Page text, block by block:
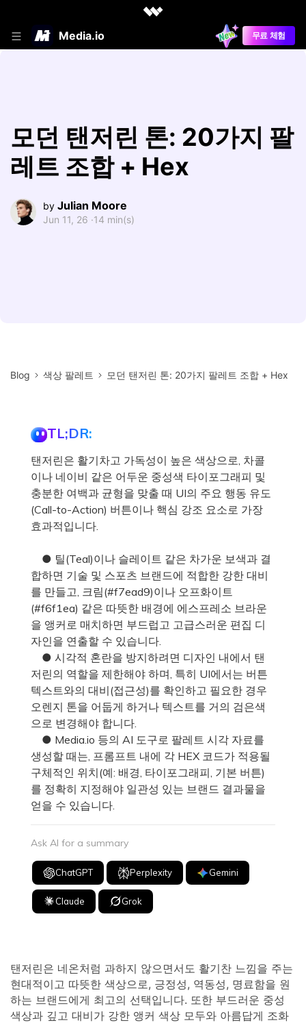
Media.io 무료 체험
모던 탠저린 톤: 20가지 팔
레트 조합 + Hex
by Julian Moore
Jun 11, 26 ·14 min(s)
Blog 색상 팔레트 모던 탠저린 톤: 20가지 팔레트 조합 + Hex
TL;DR:
탠저린은 활기차고 가독성이 높은 색상으로, 차콜
이나 네이비 같은 어두운 중성색 타이포그래피 및
충분한 여백과 균형을 맞출 때 UI의 주요 행동 유도
(Call-to-Action) 버튼이나 핵심 강조 요소로 가장
효과적입니다.
● 틸(Teal)이나 슬레이트 같은 차가운 보색과 결
합하면 기술 및 스포츠 브랜드에 적합한 강한 대비
를 만들고, 크림(#f7ead9)이나 오프화이트
(#f6f1ea) 같은 따뜻한 배경에 에스프레소 브라운
을 앵커로 매치하면 부드럽고 고급스러운 편집 디
자인을 연출할 수 있습니다.
● 시각적 혼란을 방지하려면 디자인 내에서 탠
저린의 역할을 제한해야 하며, 특히 UI에서는 버튼
텍스트와의 대비(접근성)를 확인하고 필요한 경우
오렌지 톤을 어둡게 하거나 텍스트를 거의 검은색
으로 변경해야 합니다.
● Media.io 등의 AI 도구로 팔레트 시각 자료를
생성할 때는, 프롬프트 내에 각 HEX 코드가 적용될
구체적인 위치(예: 배경, 타이포그래피, 기본 버튼)
를 정확히 지정해야 일관성 있는 브랜드 결과물을
얻을 수 있습니다.
Ask AI for a summary
ChatGPT Perplexity Gemini
Claude Grok
탠저린은 네온처럼 과하지 않으면서도 활기찬 느낌을 주는
현대적이고 따뜻한 색상으로, 긍정성, 역동성, 명료함을 원
하는 브랜드에게 최고의 선택입니다. 또한 부드러운 중성
색상과 깊고 대비가 강한 앵커 색상 모두와 아름답게 조화